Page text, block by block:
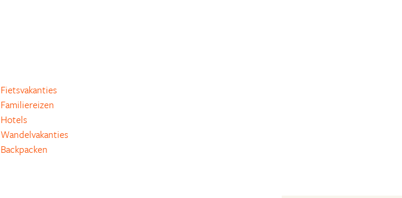
Fietsvakanties
Familiereizen
Hotels
Wandelvakanties
Backpacken